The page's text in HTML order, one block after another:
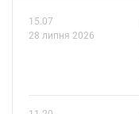
15.07
28 липня 2026